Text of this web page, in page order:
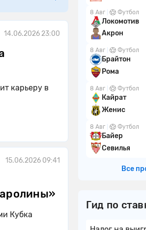
14.06.2026 23:00
карьеру в
15.06.2026 09:41
Кубка
8 Авг Футбол
Локомотив
Акрон
8 Авг Футбол
Брайтон
Рома
8 Авг Футбол
Кайрат
Женис
8 Авг Футбол
Байер
Севилья
Все
Гид по